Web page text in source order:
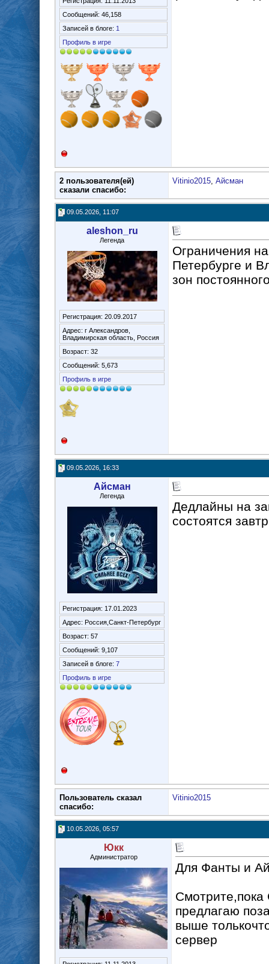
Сообщений: 46,158
Записей в блоге: 1
Профиль в игре
2 пользователя(ей)
сказали cпасибо:
Vitinio2015, Айсман
09.05.2026, 11:07
aleshon_ru
Легенда
Регистрация: 20.09.2017
Адрес: г Александров,
Владимирская область, Россия
Возраст: 32
Сообщений: 5,673
Профиль в игре
Ограничения
Петербурге и
зон
09.05.2026, 16:33
Айсман
Легенда
Регистрация: 17.01.2023
Адрес: Россия,Санкт-Петербург
Возраст: 57
Сообщений: 9,107
Записей в блоге: 7
Профиль в игре
Дедлайны на
состоятся
Пользователь сказал
cпасибо:
Vitinio2015
10.05.2026, 05:57
Юкк
Администратор
Для Фанты и
предлагаю
выше
сервер